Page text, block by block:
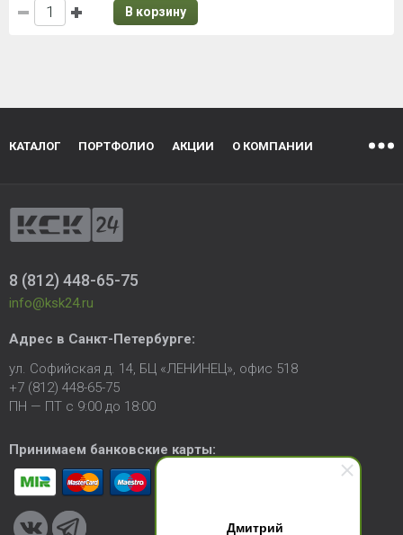
Дмитрий
В корзину
КАТАЛОГ ПОРТФОЛИО АКЦИИ О КОМПАНИИ
8 (812) 448-65-75
info@ksk24.ru
Адрес в Санкт-Петербурге:
ул. Софийская д. 14, БЦ «ЛЕНИНЕЦ», офис 518
+7 (812) 448-65-75
ПН — ПТ с 9:00 до 18:00
Принимаем банковские карты: